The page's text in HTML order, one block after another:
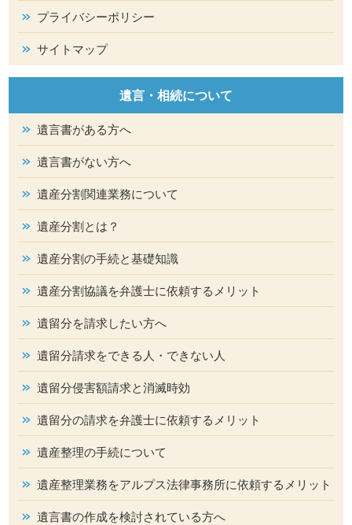
プライバシーポリシー
サイトマップ
遺言・相続について
遺言書がある方へ
遺言書がない方へ
遺産分割関連業務について
遺産分割とは？
遺産分割の手続と基礎知識
遺産分割協議を弁護士に依頼するメリット
遺留分を請求したい方へ
遺留分請求をできる人・できない人
遺留分侵害額請求と消滅時効
遺留分の請求を弁護士に依頼するメリット
遺産整理の手続について
遺産整理業務をアルプス法律事務所に依頼するメリット
遺言書の作成を検討されている方へ